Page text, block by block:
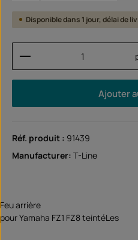
Disponible dans 1 jour, délai de
Quantité de produit :
Ajouter
Réf. produit : 91439
Manufacturer: T-Line
Feu arrière
pour Yamaha FZ1 FZ8 teintéLes